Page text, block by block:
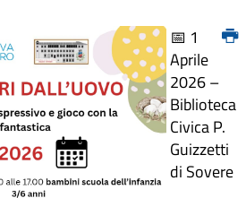
📅 1
Aprile
2026 –
Biblioteca
Civica P.
Guizzetti
di Sovere